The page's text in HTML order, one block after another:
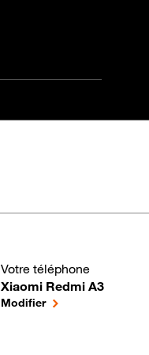
Votre téléphone
Xiaomi Redmi A3
pour votre Xiaomi Redmi
Modifierle téléphone